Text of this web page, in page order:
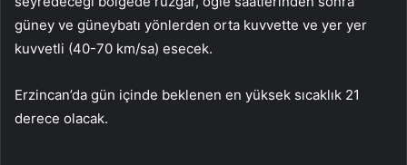
güney ve güneybatı yönlerden orta kuvvette ve yer yer
kuvvetli (40-70 km/sa) esecek.
Erzincan’da gün içinde beklenen en yüksek sıcaklık 21
derece olacak.